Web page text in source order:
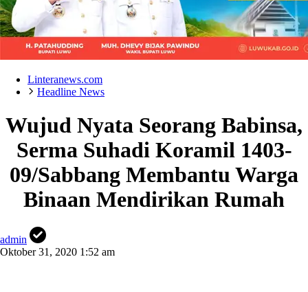
Linteranews.com
Headline News
Wujud Nyata Seorang Babinsa,
Serma Suhadi Koramil 1403-
09/Sabbang Membantu Warga
Binaan Mendirikan Rumah
admin
Oktober 31, 2020 1:52 am